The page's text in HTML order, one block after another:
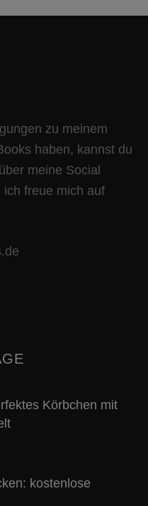
zu meinem
haben, kannst du
meine Social
freue mich auf
Körbchen mit
kostenlose